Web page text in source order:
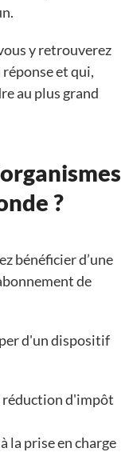
y retrouverez
et qui,
au plus grand
?
bénéficier d’une
de
d'un dispositif
réduction d'impôt
la prise en charge